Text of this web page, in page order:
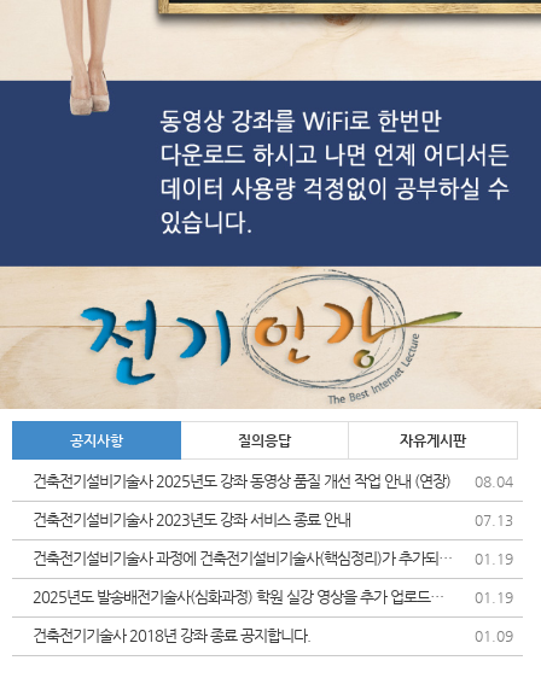
공지사항 질의응답 자유게시판
건축전기설비기술사 2025년도 강좌 동영상 품질 개선 작업 안내 (연장) 08.04
건축전기설비기술사 2023년도 강좌 서비스 종료 안내 07.13
건축전기설비기술사 과정에 건축전기설비기술사(핵심정리)가 추가되었
습니다.
01.19
2025년도 발송배전기술사(심화과정) 학원 실강 영상을 추가 업로드및
가격인상 안내드립니다.
01.19
건축전기기술사 2018년 강좌 종료 공지합니다. 01.09